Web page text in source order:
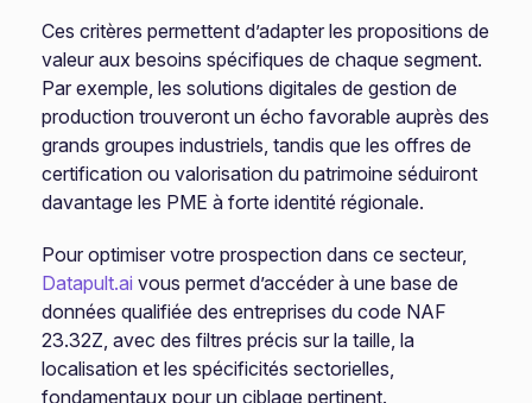
Ces critères permettent d’adapter les propositions de
valeur aux besoins spécifiques de chaque segment.
Par exemple, les solutions digitales de gestion de
production trouveront un écho favorable auprès des
grands groupes industriels, tandis que les offres de
certification ou valorisation du patrimoine séduiront
davantage les PME à forte identité régionale.
Pour optimiser votre prospection dans ce secteur,
Datapult.ai vous permet d’accéder à une base de
données qualifiée des entreprises du code NAF
23.32Z, avec des filtres précis sur la taille, la
localisation et les spécificités sectorielles,
fondamentaux pour un ciblage pertinent.